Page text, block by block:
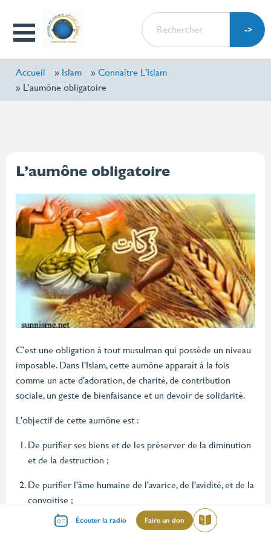
contenu
Open
Menu
RECHERCHER
Accueil Islam
Connaître L'Islam
L’aumône obligatoire
L’aumône obligatoire
C’est une obligation à tout musulman qui possède un niveau
imposable. Dans l'Islam, cette aumône apparaît à la fois
comme un acte d'adoration, de charité, de contribution
sociale, un geste de bienfaisance et un devoir de solidarité.
L'objectif de cette aumône est :
De purifier ses biens et de les préserver de la diminution
et de la destruction ;
De purifier l'âme humaine de l'avarice, de l'avidité, et de la
convoitise ;
Secourir les pauvres et pourvoir aux besoins des
Écouter la radio Faire un don Lire